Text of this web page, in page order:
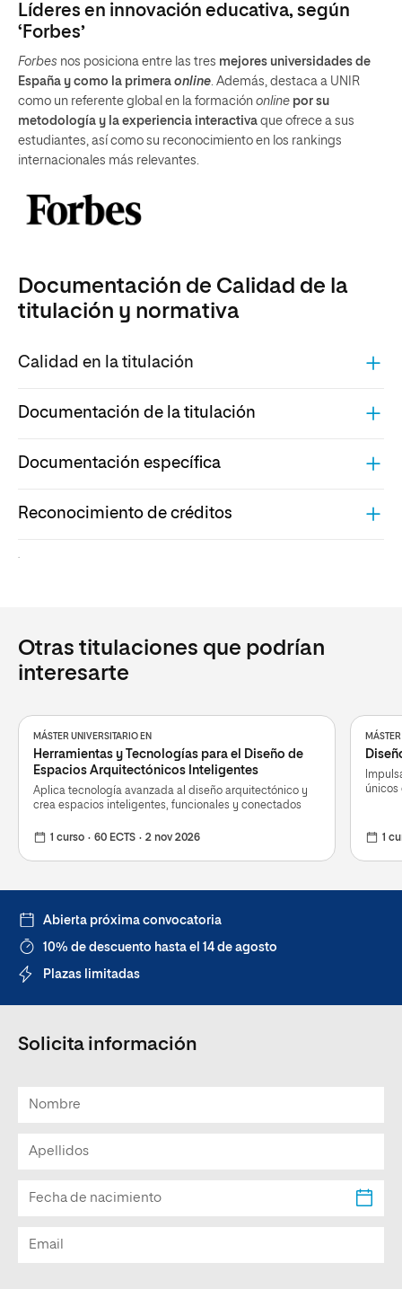
Líderes en innovación educativa, según
‘Forbes’
Forbes nos posiciona entre las tres mejores universidades de
España y como la primera online. Además, destaca a UNIR
como un referente global en la formación online por su
metodología y la experiencia interactiva que ofrece a sus
estudiantes, así como su reconocimiento en los rankings
internacionales más relevantes.
Documentación de Calidad de la
titulación y normativa
Calidad en la titulación
Documentación de la titulación
Documentación específica
Reconocimiento de créditos
Otras titulaciones que podrían
interesarte
MÁSTER UNIVERSITARIO EN
Herramientas y Tecnologías para el Diseño de
Espacios Arquitectónicos Inteligentes
Aplica tecnología avanzada al diseño arquitectónico y
crea espacios inteligentes, funcionales y conectados
1 curso 60 ECTS 2 nov 2026
únicos
1
Abierta próxima convocatoria
10% de descuento hasta el 14 de agosto
Plazas limitadas
Solicita información